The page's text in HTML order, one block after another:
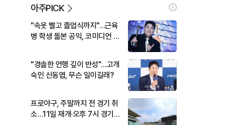
아주PICK
"속옷 빨고 졸업식까지"…근육
병 학생 돌본 공익, 코미디언 김
"경솔한 언행 깊이 반성"…고개
숙인 신동엽, 무슨 일이길래?
프로야구, 주말까지 전 경기 취
소…11일 재개·오후 7시 경기